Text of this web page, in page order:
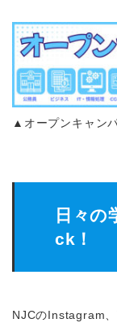
▲オープンキャン
日々の
ck！
NJCのInstagram